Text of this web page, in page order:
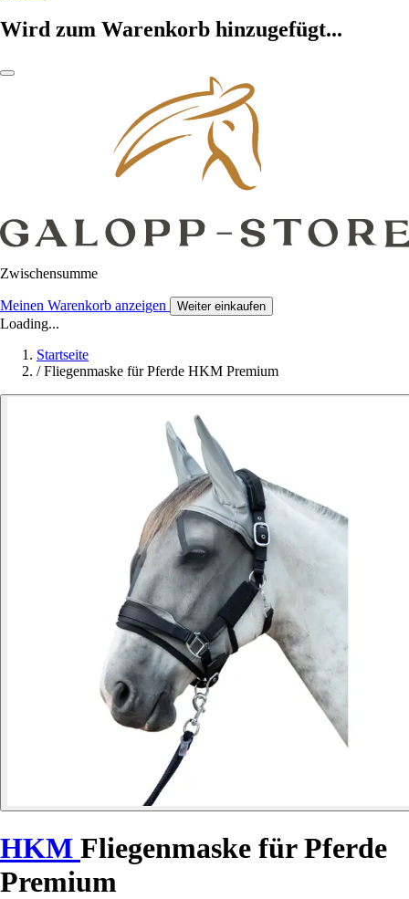
Wird zum Warenkorb hinzugefügt...
Zwischensumme
Meinen Warenkorb anzeigen Weiter einkaufen
Loading...
Startseite
/ Fliegenmaske für Pferde HKM Premium
HKM Fliegenmaske für Pferde
Premium